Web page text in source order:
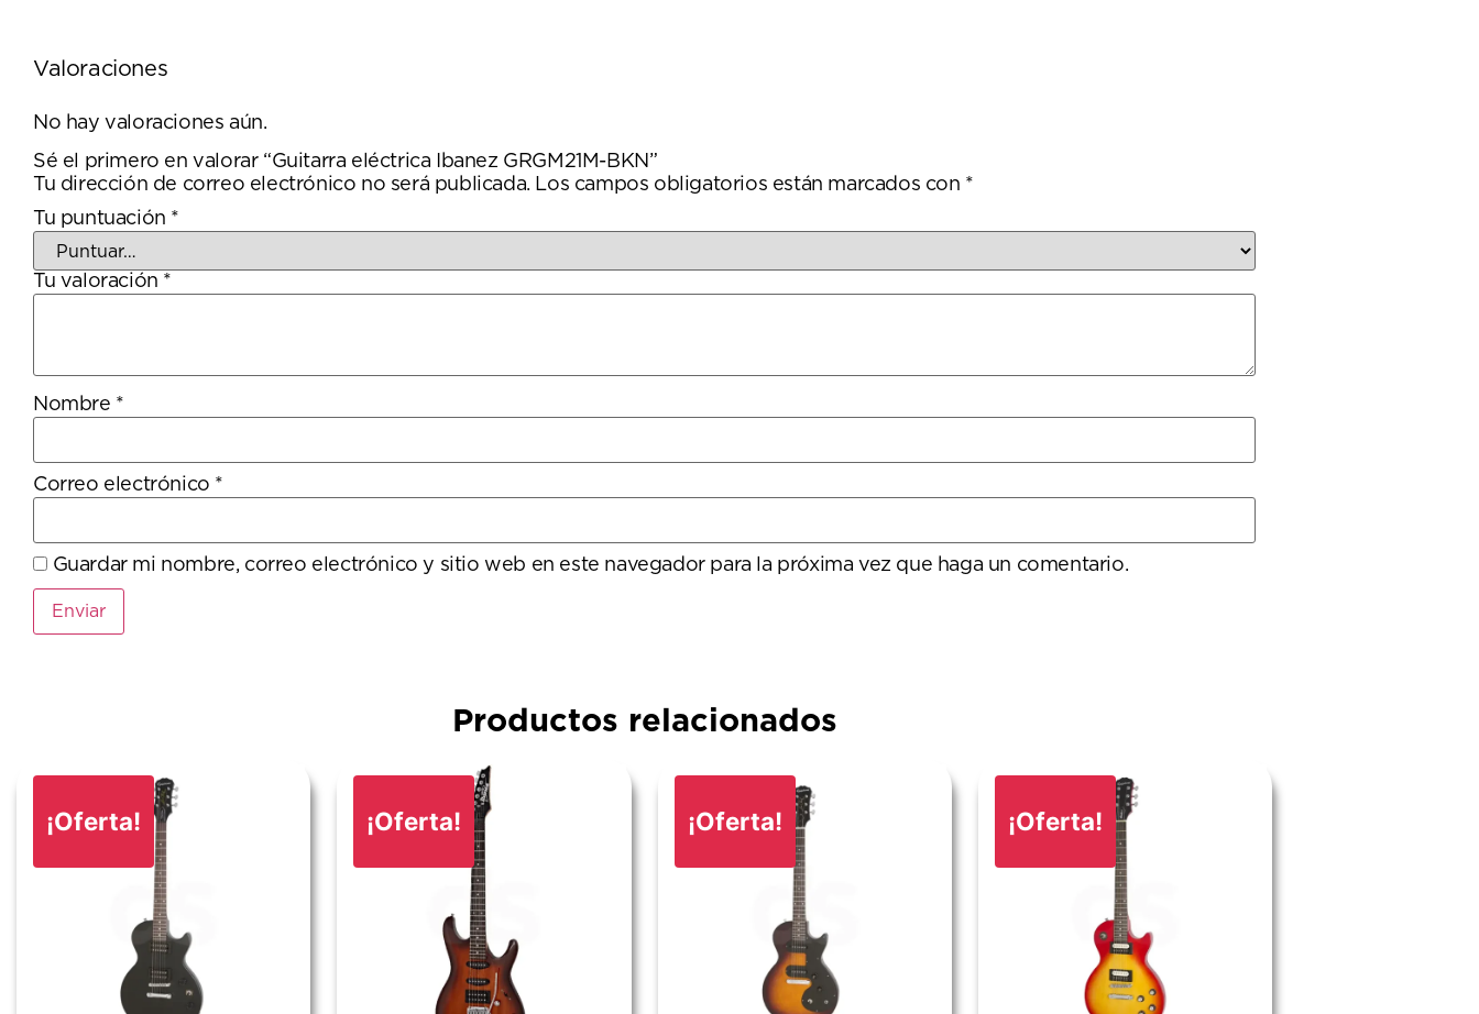
Valoraciones
No hay valoraciones aún.
Sé el primero en valorar “Guitarra eléctrica Ibanez GRGM21M-BKN”
Tu dirección de correo electrónico no será publicada. Los campos obligatorios están marcados con *
Tu puntuación *
Tu valoración *
Nombre *
Correo electrónico *
Guardar mi nombre, correo electrónico y sitio web en este navegador para la próxima vez que haga un comentario.
Productos relacionados
¡Oferta! ¡Oferta! ¡Oferta! ¡Oferta!